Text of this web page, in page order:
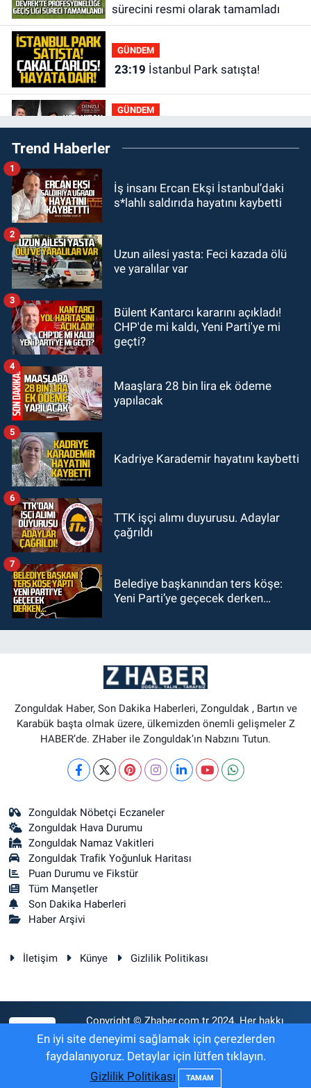
sürecini resmi olarak tamamladı
GÜNDEM
23:19 İstanbul Park satışta!
GÜNDEM
23:05Kozlu Belediyespor'dan
3.Lig'e transfer oldu
22:33Zonguldak TSO önemli
etkinliğe ev sahipliği yaptı
22:119 yaşındaki Burak Keskintığ
GÜNDEM
21:50Yoldan çıktı karşı şeride
fırladı: Çok sayıda yaralı var
Trend Haberler
İş insanı Ercan Ekşi İstanbul’daki
s*lahlı saldırıda hayatını kaybetti
1
Uzun ailesi yasta: Feci kazada ölü
ve yaralılar var
2
Bülent Kantarcı kararını açıkladı!
CHP'de mi kaldı, Yeni Parti'ye mi
geçti?
3
Maaşlara 28 bin lira ek ödeme
yapılacak
4
Kadriye Karademir hayatını kaybetti
5
TTK işçi alımı duyurusu. Adaylar
çağrıldı
6
Belediye başkanından ters köşe:
Yeni Parti’ye geçecek derken…
7
Zonguldak Haber, Son Dakika Haberleri, Zonguldak , Bartın ve
Karabük başta olmak üzere, ülkemizden önemli gelişmeler Z
HABER’de. ZHaber ile Zonguldak’ın Nabzını Tutun.
Zonguldak Nöbetçi Eczaneler
Zonguldak Hava Durumu
Zonguldak Namaz Vakitleri
Zonguldak Trafik Yoğunluk Haritası
Puan Durumu ve Fikstür
Tüm Manşetler
Son Dakika Haberleri
Haber Arşivi
İletişim Künye Gizlilik Politikası
Copyright © Zhaber.com.tr 2024. Her hakkı
saklıdır.
Haber Yazılımı:TE Bilişim
En iyi site deneyimi sağlamak için çerezlerden
faydalanıyoruz. Detaylar için lütfen tıklayın.
Gizlilik Politikası
TAMAM